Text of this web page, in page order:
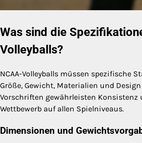
Was sind die
Volleyballs?
NCAA-Volleyballs müssen spezifische
Größe, Gewicht, Materialien und
Vorschriften gewährleisten Konsistenz
Wettbewerb auf allen Spielniveaus.
Dimensionen und